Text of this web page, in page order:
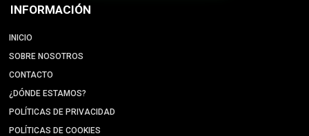
INFORMACIÓN
INICIO
SOBRE NOSOTROS
CONTACTO
¿DÓNDE ESTAMOS?
POLÍTICAS DE PRIVACIDAD
POLÍTICAS DE COOKIES